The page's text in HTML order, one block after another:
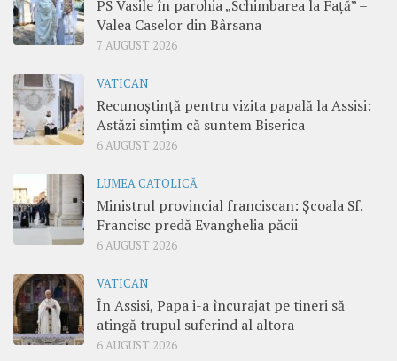
PS Vasile în parohia „Schimbarea la Față” –
Valea Caselor din Bârsana
7 AUGUST 2026
VATICAN
Recunoștință pentru vizita papală la Assisi:
Astăzi simțim că suntem Biserica
6 AUGUST 2026
LUMEA CATOLICĂ
Ministrul provincial franciscan: Școala Sf.
Francisc predă Evanghelia păcii
6 AUGUST 2026
VATICAN
În Assisi, Papa i-a încurajat pe tineri să
atingă trupul suferind al altora
6 AUGUST 2026